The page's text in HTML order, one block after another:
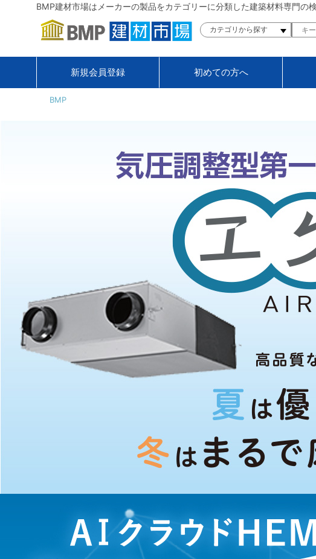
BMP建材市場はメーカーの製品をカテゴリーに分類した建築材料専門
カテゴリから探す
新規会員登録 初めての方へ
BMP